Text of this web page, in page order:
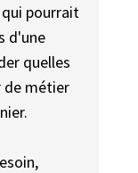
pourrait
d'une
quelles
de métier